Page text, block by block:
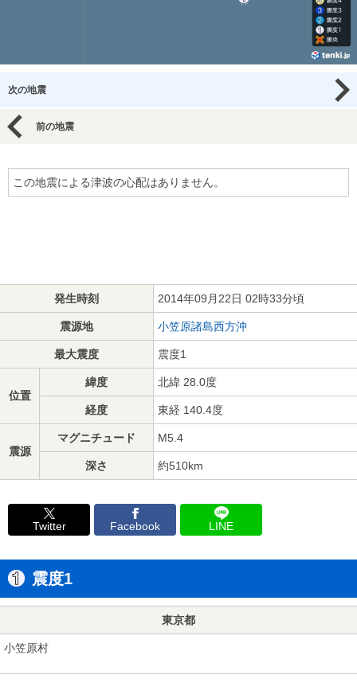
次の地震
前の地震
この地震による津波の心配はありません。
発生時刻 2014年09月22日 02時33分頃
震源地 小笠原諸島西方沖
最大震度 震度1
位置
緯度 北緯 28.0度
経度 東経 140.4度
震源
マグニチュード M5.4
深さ 約510km
Twitter Facebook LINE
震度1
東京都
小笠原村